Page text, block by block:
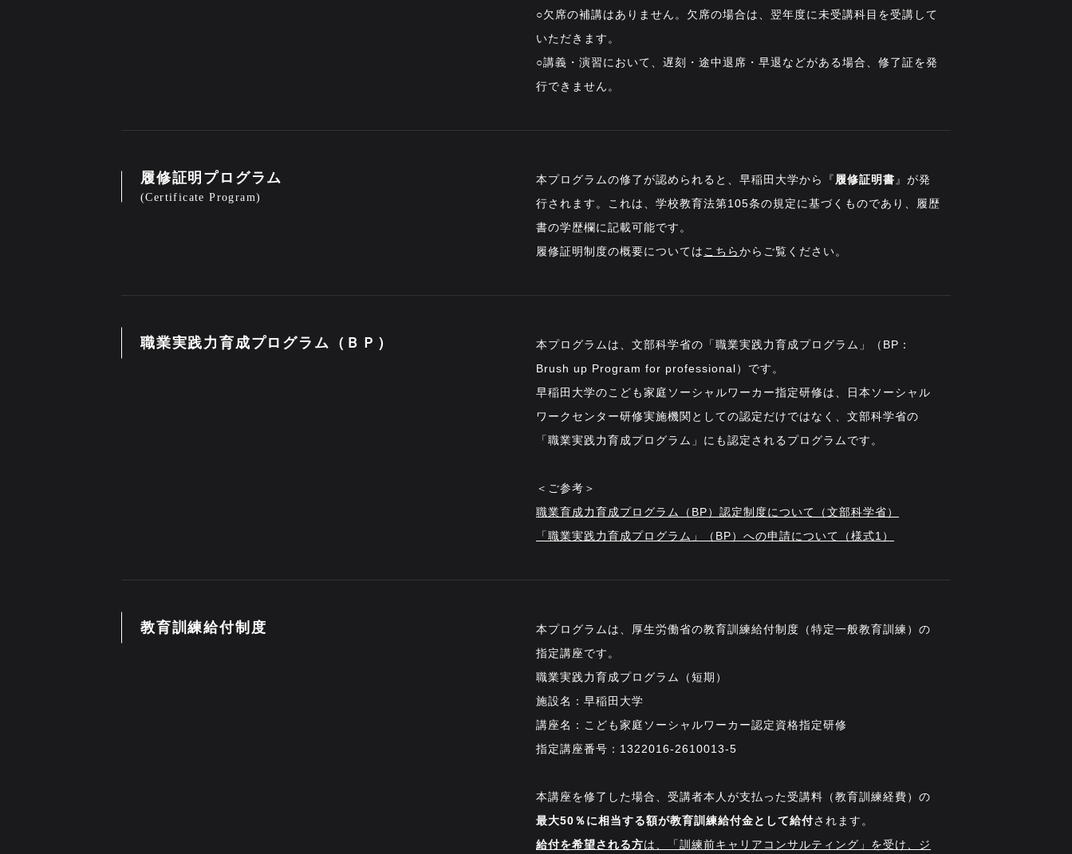
○欠席の補講はありません。欠席の場合は、翌年度に未受講科目を受講して
いただきます。
○講義・演習において、遅刻・途中退席・早退などがある場合、修了証を発
行できません。
履修証明プログラム
(Certificate Program)
本プログラムの修了が認められると、早稲田大学から『履修証明書 』が発
行されます。これは、学校教育法第105条の規定に基づくものであり、履歴
書の学歴欄に記載可能です。
履修証明制度の概要については こちらからご覧ください。
職業実践力育成プログラム（ＢＰ）
本プログラムは、文部科学省の「職業実践力育成プログラム」（BP：
Brush up Program for professional）です。
早稲田大学のこども家庭ソーシャルワーカー指定研修は、日本ソーシャル
ワークセンター研修実施機関としての認定だけではなく、文部科学省の
「職業実践力育成プログラム」にも認定されるプログラムです。
＜ご参考＞
職業育成力育成プログラム（BP）認定制度について（文部科学省）
「職業実践力育成プログラム」（BP）への申請について（様式1）
教育訓練給付制度
本プログラムは、厚生労働省の教育訓練給付制度（特定一般教育訓練）の
指定講座です。
職業実践力育成プログラム（短期）
施設名：早稲田大学
講座名：こども家庭ソーシャルワーカー認定資格指定研修
指定講座番号：1322016-2610013-5
本講座を修了した場合、受講者本人が支払った受講料（教育訓練経費）の
最大50％に相当する額が教育訓練給付金として給付されます。
給付を希望される方は、「訓練前キャリアコンサルティング」を受け、ジ